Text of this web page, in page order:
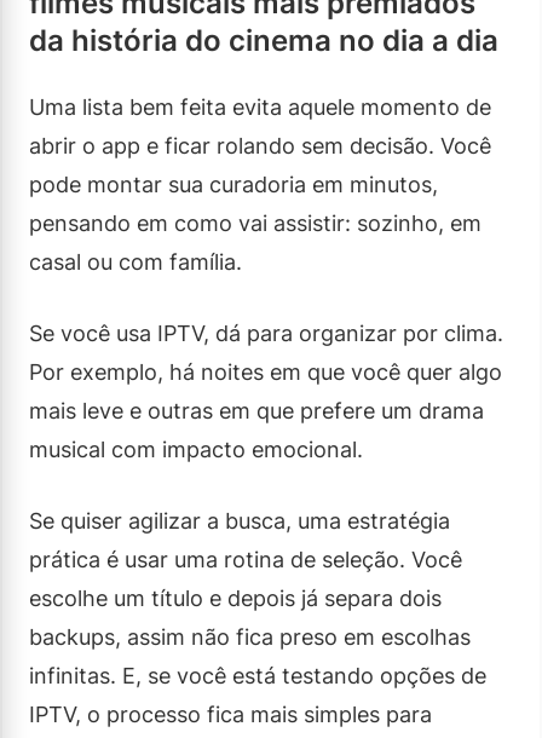
da história do cinema no dia a dia
Uma lista bem feita evita aquele momento de
abrir o app e ficar rolando sem decisão. Você
pode montar sua curadoria em minutos,
pensando em como vai assistir: sozinho, em
casal ou com família.
Se você usa IPTV, dá para organizar por clima.
Por exemplo, há noites em que você quer algo
mais leve e outras em que prefere um drama
musical com impacto emocional.
Se quiser agilizar a busca, uma estratégia
prática é usar uma rotina de seleção. Você
escolhe um título e depois já separa dois
backups, assim não fica preso em escolhas
infinitas. E, se você está testando opções de
IPTV, o processo fica mais simples para